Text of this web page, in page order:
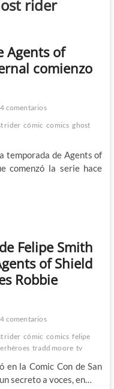
rider
Agents of
comienzo
comentarios
rider cómic comics ghost
temporada de Agents of
comenzó la serie hace
Felipe Smith
of Shield
Robbie
comentarios
rider cómic comics felipe
tradd moore tv
en la Comic Con de San
secreto a voces, en…